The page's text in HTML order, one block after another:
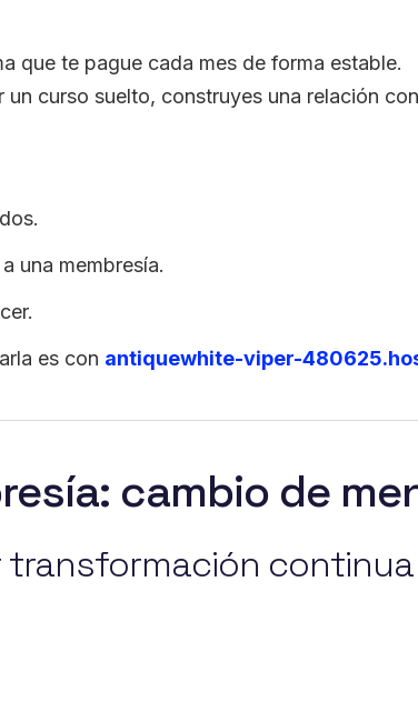
que te pague cada mes de forma estable.
un curso suelto, construyes una relación
una membresía.
es con antiquewhite-viper-
cambio de
transformación continua